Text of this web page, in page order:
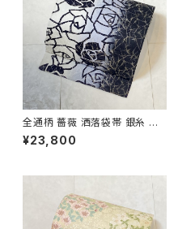
全通柄 薔薇 洒落袋帯 銀糸 長
尺 正絹 白 黒 青紫 659
¥23,800